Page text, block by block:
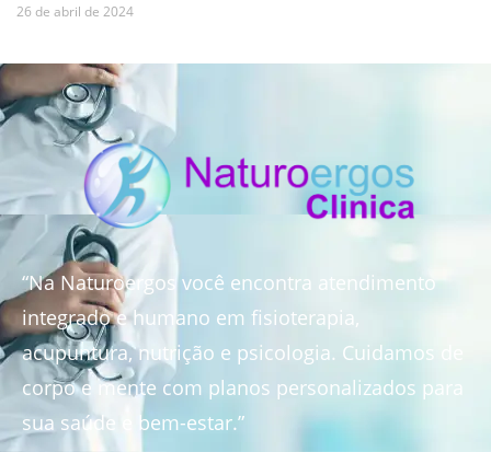
26 de abril de 2024
“Na Naturoergos você encontra atendimento
integrado e humano em fisioterapia,
acupuntura, nutrição e psicologia. Cuidamos de
corpo e mente com planos personalizados para
sua saúde e bem-estar.”